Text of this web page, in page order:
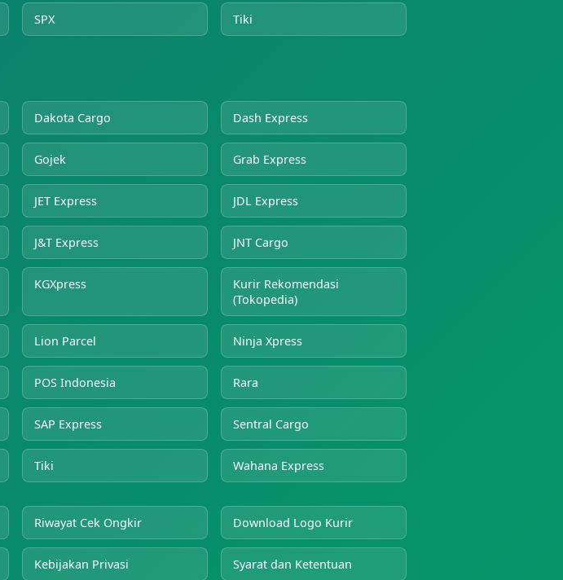
SPX Tiki
Dakota Cargo Dash Express
Gojek Grab Express
JET Express JDL Express
J&T Express JNT Cargo
KGXpress
Kurir Rekomendasi
(Tokopedia)
Lion Parcel Ninja Xpress
POS Indonesia Rara
SAP Express Sentral Cargo
Tiki Wahana Express
Riwayat Cek Ongkir Download Logo Kurir
Kebijakan Privasi Syarat dan Ketentuan